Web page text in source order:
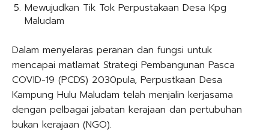
Mewujudkan Tik Tok Perpustakaan Desa Kpg
Maludam
Dalam menyelaras peranan dan fungsi untuk
mencapai matlamat Strategi Pembangunan Pasca
COVID-19 (PCDS) 2030pula, Perpustkaan Desa
Kampung Hulu Maludam telah menjalin kerjasama
dengan pelbagai jabatan kerajaan dan pertubuhan
bukan kerajaan (NGO).